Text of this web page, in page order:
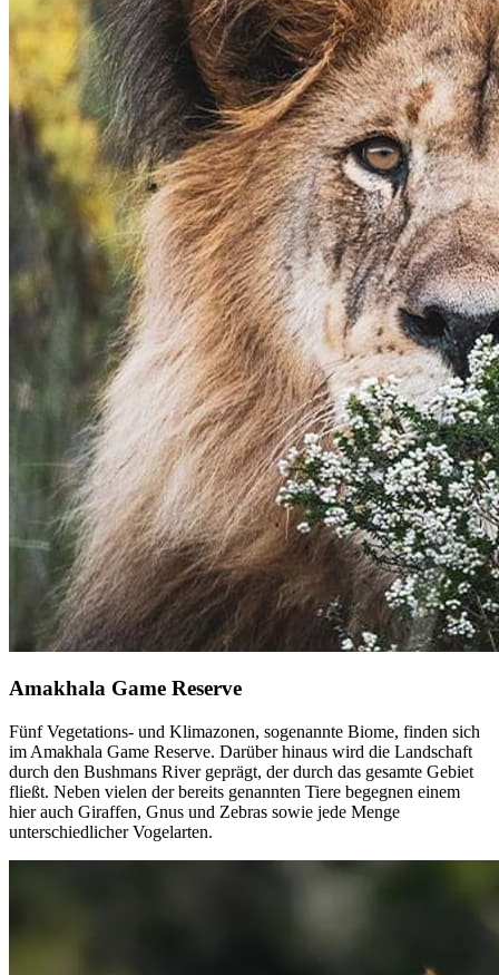
Amakhala Game Reserve
Fünf Vegetations- und Klimazonen, sogenannte Biome, finden sich
im Amakhala Game Reserve. Darüber hinaus wird die Landschaft
durch den Bushmans River geprägt, der durch das gesamte Gebiet
fließt. Neben vielen der bereits genannten Tiere begegnen einem
hier auch Giraffen, Gnus und Zebras sowie jede Menge
unterschiedlicher Vogelarten.